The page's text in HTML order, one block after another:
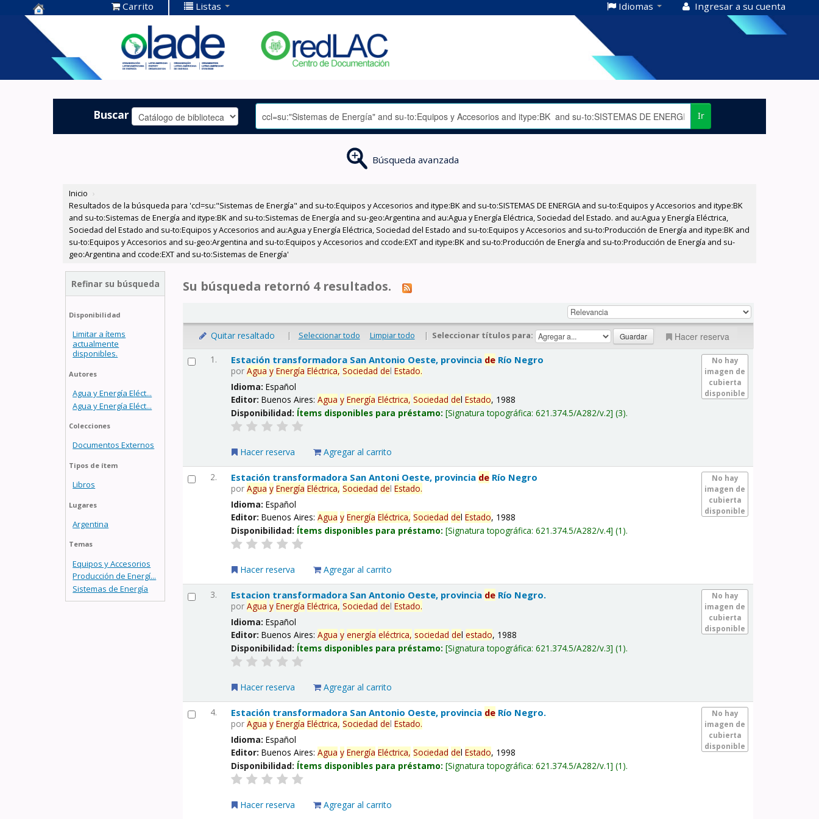
Centro de
Documentación
OLADE -
Carrito Listas Idiomas Ingresar a su cuenta
Buscar Ir
Búsqueda avanzada
Inicio ›
Resultados de la búsqueda para 'ccl=su:"Sistemas de Energía" and su-to:Equipos y Accesorios and itype:BK and su-to:SISTEMAS DE ENERGIA and su-to:Equipos y Accesorios and itype:BK
and su-to:Sistemas de Energía and itype:BK and su-to:Sistemas de Energía and su-geo:Argentina and au:Agua y Energía Eléctrica, Sociedad del Estado. and au:Agua y Energía Eléctrica,
Sociedad del Estado and su-to:Equipos y Accesorios and au:Agua y Energía Eléctrica, Sociedad del Estado and su-to:Equipos y Accesorios and su-to:Producción de Energía and itype:BK and
su-to:Equipos y Accesorios and su-geo:Argentina and su-to:Equipos y Accesorios and ccode:EXT and itype:BK and su-to:Producción de Energía and su-to:Producción de Energía and su-
geo:Argentina and ccode:EXT and su-to:Sistemas de Energía'
Refinar su búsqueda
Disponibilidad
Limitar a ítems
actualmente
disponibles.
Autores
Agua y Energía Eléct...
Agua y Energía Eléct...
Colecciones
Documentos Externos
Tipos de ítem
Libros
Lugares
Argentina
Temas
Equipos y Accesorios
Producción de Energí...
Sistemas de Energía
Su búsqueda retornó 4 resultados.
Quitar resaltado | Seleccionar todo Limpiar todo | Seleccionar títulos para: Hacer reserva
1.
No hay
imagen de
cubierta
disponible
Estación transformadora San Antonio Oeste, provincia de Río Negro
porAgua y Energía Eléctrica, Sociedad delEstado.
Idioma:Español
Editor:Buenos Aires:Agua y Energía Eléctrica, Sociedad delEstado, 1988
Disponibilidad: Ítems disponibles para préstamo: Signatura topográfica:621.374.5/A282/v.2 (3).
Hacer reserva Agregar al carrito
2.
No hay
imagen de
cubierta
disponible
Estación transformadora San Antoni Oeste, provincia de Río Negro
porAgua y Energía Eléctrica, Sociedad delEstado.
Idioma:Español
Editor:Buenos Aires:Agua y Energía Eléctrica, Sociedad delEstado, 1988
Disponibilidad: Ítems disponibles para préstamo: Signatura topográfica:621.374.5/A282/v.4 (1).
Hacer reserva Agregar al carrito
3.
No hay
imagen de
cubierta
disponible
Estacion transformadora San Antonio Oeste, provincia de Río Negro.
porAgua y Energía Eléctrica, Sociedad delEstado.
Idioma:Español
Editor:Buenos Aires:Agua y energía eléctrica, sociedad delestado, 1988
Disponibilidad: Ítems disponibles para préstamo: Signatura topográfica:621.374.5/A282/v.3 (1).
Hacer reserva Agregar al carrito
4.
No hay
imagen de
cubierta
disponible
Estación transformadora San Antonio Oeste, provincia de Río Negro.
porAgua y Energía Eléctrica, Sociedad delEstado.
Idioma:Español
Editor:Buenos Aires:Agua y Energía Eléctrica, Sociedad delEstado, 1998
Disponibilidad: Ítems disponibles para préstamo: Signatura topográfica:621.374.5/A282/v.1 (1).
Hacer reserva Agregar al carrito